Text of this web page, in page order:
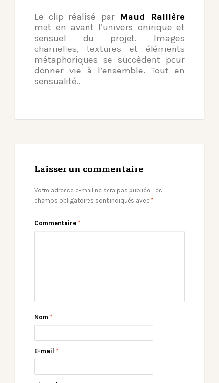
­Le clip réalisé par Maud Rallière
met en avant l’univers onirique et
sensuel du projet. Images
charnelles, textures et éléments
métaphoriques se succèdent pour
donner vie à l’ensemble. Tout en
sensualité..
Laisser un commentaire
Votre adresse e-mail ne sera pas publiée. Les
champs obligatoires sont indiqués avec *
Commentaire *
Nom *
E-mail *